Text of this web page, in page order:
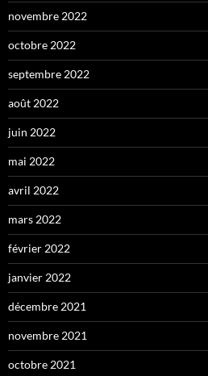
novembre 2022
octobre 2022
septembre 2022
août 2022
juin 2022
mai 2022
avril 2022
mars 2022
février 2022
janvier 2022
décembre 2021
novembre 2021
octobre 2021